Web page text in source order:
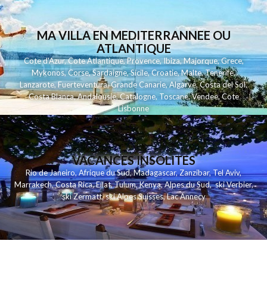
MA VILLA EN MEDITERRANNEE OU
ATLANTIQUE
Cote d'Azur,Cote Atlantique,Provence,Ibiza,Majorque,Grece,
Mykonos,Corse,Sardaigne,Sicile,Croatie,Malte,Tenerife,
Lanzarote,Fuerteventura,Grande Canarie,Algarve,Costa del Sol,
Costa Blanca,Andalousie,Catalogne,Toscane,Vendee,Cote
Lisbonne
VACANCES INSOLITES
Rio de Janeiro,Afrique du Sud,Madagascar,Zanzibar,Tel Aviv,
Marrakech,Costa Rica,Eilat,Tulum,Kenya,Alpes du Sud,ski Verbier,
ski Zermatt,ski Alpes Suisses,Lac Annecy